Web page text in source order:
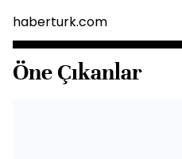
haberturk.com
Öne Çıkanlar